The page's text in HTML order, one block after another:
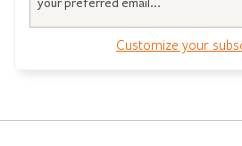
Customize your